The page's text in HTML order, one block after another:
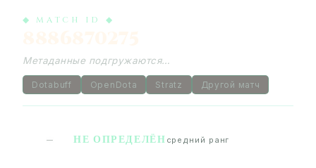
◆ MATCH ID ◆
Метаданные подгружаются…
Dotabuff OpenDota Stratz Другой матч
— НЕ ОПРЕДЕЛЁН средний ранг